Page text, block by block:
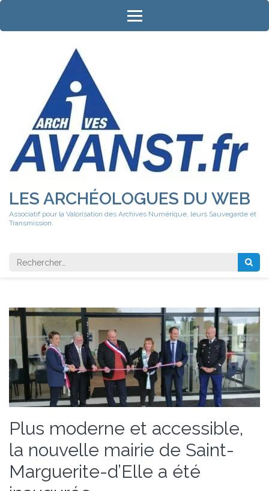
Aller
contenu
LES ARCHÉOLOGUES DU WEB
Associatif pour la Valorisation des Archives Numérique, leurs Sauvegarde et
Transmission.
Rechercher
Plus moderne et accessible,
la nouvelle mairie de Saint-
Marguerite-d’Elle a été